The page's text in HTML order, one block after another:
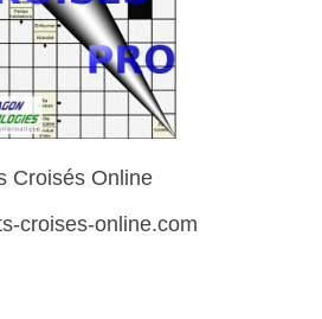
Croisés Online
croises-online.com